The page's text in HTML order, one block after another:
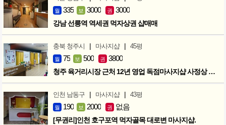
월 335 보 3000 권 3000
강남 선릉역 역세권 먹자상권 샵매매
충북 청주시 | 마사지샵 | 45평
월 75 보 500 권 3800
청주 육거리시장 근처 12년 영업 독점마사지샵 사정상 급매합니다.
인천 남동구 | 마사지샵 | 43평
월 190 보 2000 권 없음
[무권리]인천 호구포역 먹자골목 대로변 마사지샵.